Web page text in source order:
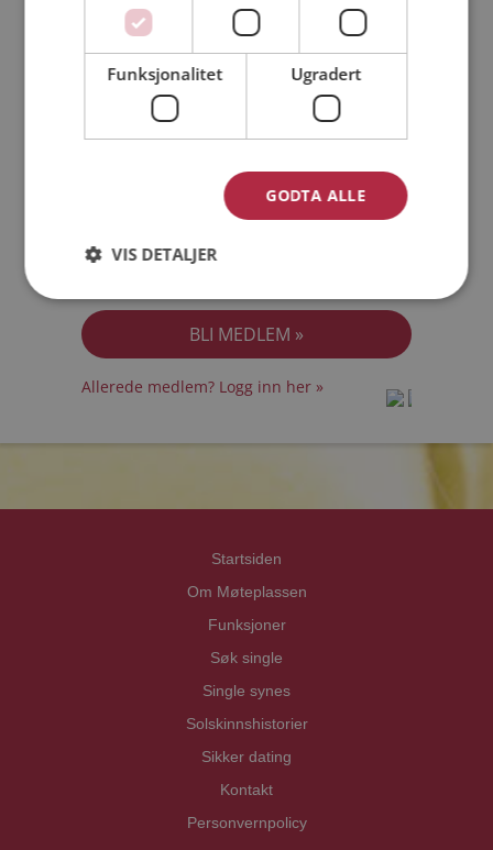
Min alder:
Jeg akseptererMedlemsvilkårene
Allerede medlem? Logg inn her »
Startsiden
Om Møteplassen
Funksjoner
Søk single
Single synes
Solskinnshistorier
Sikker dating
Kontakt
Personvernpolicy
Funksjonalitet Ugradert
GODTA ALLE
VIS DETALJER